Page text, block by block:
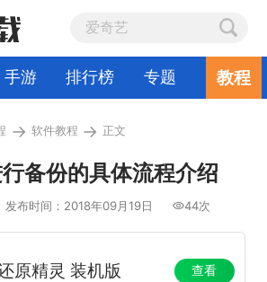
手游 排行榜 专题 教程
→ 软件教程 → 正文
备份的具体流程介绍
发布时间：2018年09月19日 44次
原精灵 装机版 查看